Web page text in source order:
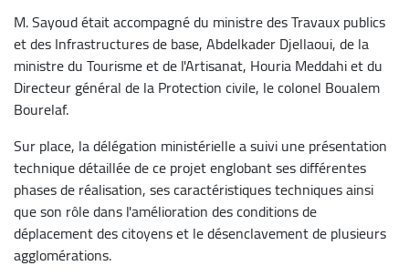
M. Sayoud était accompagné du ministre des Travaux publics
et des Infrastructures de base, Abdelkader Djellaoui, de la
ministre du Tourisme et de l'Artisanat, Houria Meddahi et du
Directeur général de la Protection civile, le colonel Boualem
Bourelaf.
Sur place, la délégation ministérielle a suivi une présentation
technique détaillée de ce projet englobant ses différentes
phases de réalisation, ses caractéristiques techniques ainsi
que son rôle dans l'amélioration des conditions de
déplacement des citoyens et le désenclavement de plusieurs
agglomérations.